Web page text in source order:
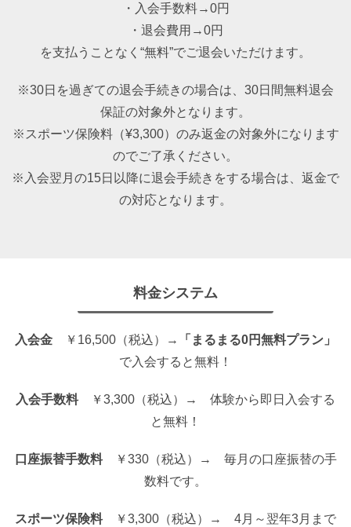
・入会手数料→0円
・退会費用→0円
を支払うことなく“無料”でご退会いただけます。
※30日を過ぎての退会手続きの場合は、30日間無料退会
保証の対象外となります。
※スポーツ保険料（¥3,300）のみ返金の対象外になります
のでご了承ください。
※入会翌月の15日以降に退会手続きをする場合は、返金で
の対応となります。
料金システム
入会金 ￥16,500（税込）→
「まるまる0円無料プラン」
で入会すると無料！
入会手数料￥3,300（税込）→ 体験から即日入会する
と無料！
口座振替手数料￥330（税込）→ 毎月の口座振替の手
数料です。
スポーツ保険料￥3,300（税込）→ 4月～翌年3月まで